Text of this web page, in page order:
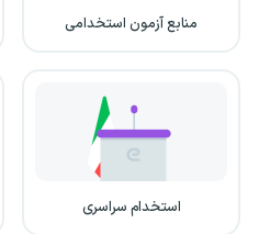
منابع آزمون استخدامی
استخدام سراسری